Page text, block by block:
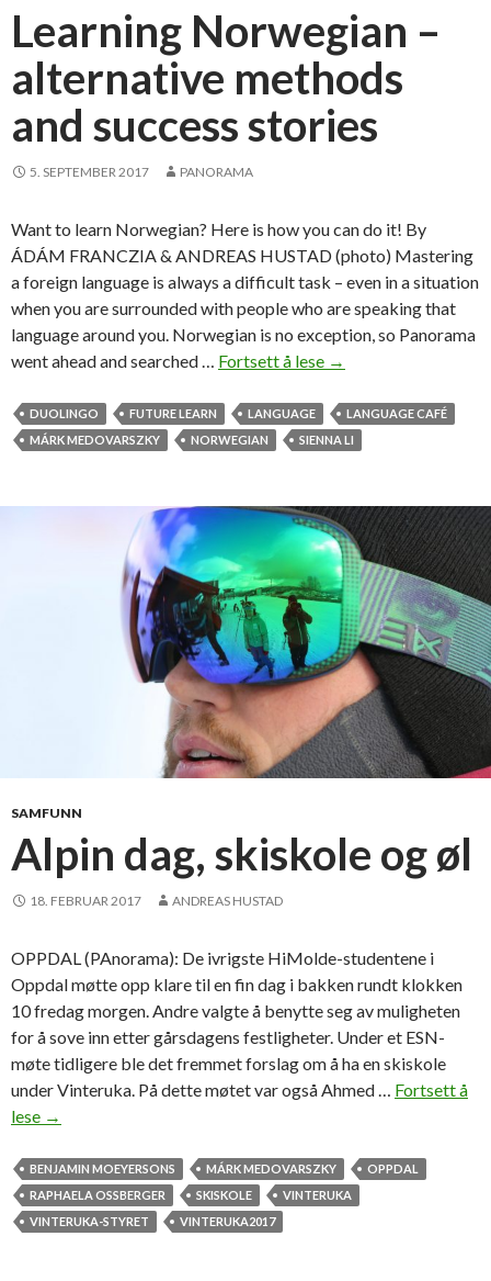
a
a
k
a
d
m
i
o
g
t
u
i
s
f
i
k
k
M
F
K
-
o
g
N
p
r
s
e
r
Learning Norwegian –
alternative methods
and success stories
5. SEPTEMBER 2017 PANORAMA
Want to learn Norwegian? Here is how you can do it! By
ÁDÁM FRANCZIA & ANDREAS HUSTAD (photo) Mastering
a foreign language is always a difficult task – even in a situation
when you are surrounded with people who are speaking that
language around you. Norwegian is no exception, so Panorama
went ahead and searched … Fortsett å lese L
a
r
n
g
N
o
w
e
g
i
a
n
l
n
a
t
i
v
e
t
h
→
DUOLINGO FUTURE LEARN LANGUAGE
LANGUAGE CAFÉ
MÁRK MEDOVARSZKY
NORWEGIAN SIENNA LI
SAMFUNN
Alpin dag, skiskole og øl
18. FEBRUAR 2017 ANDREAS HUSTAD
OPPDAL (PAnorama): De ivrigste HiMolde-studentene i
Oppdal møtte opp klare til en fin dag i bakken rundt klokken
10 fredag morgen. Andre valgte å benytte seg av muligheten
for å sove inn etter gårsdagens festligheter. Under et ESN-
møte tidligere ble det fremmet forslag om å ha en skiskole
under Vinteruka. På dette møtet var også Ahmed … Fortsett å
lese A
p
i
n
→
BENJAMIN MOEYERSONS MÁRK MEDOVARSZKY
OPPDAL
RAPHAELA OSSBERGER
SKISKOLE
VINTERUKA
VINTERUKA-STYRET
VINTERUKA2017